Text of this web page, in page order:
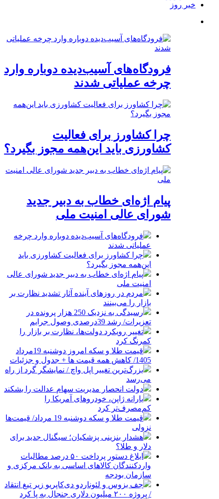
خبر روز
فرودگاه‌های آسیب‌دیده دوباره وارد
چرخه عملیاتی شدند
چرا کشاورز برای فعالیت
کشاورزی باید این‌همه مجوز بگیرد؟
پیام اژه‌ای خطاب به دبیر جدید
شورای عالی امنیت ملی
فرودگاه‌های آسیب‌دیده دوباره وارد چرخه
عملیاتی شدند
چرا کشاورز برای فعالیت کشاورزی باید
این‌همه مجوز بگیرد؟
پیام اژه‌ای خطاب به دبیر جدید شورای عالی
امنیت ملی
مردم در روزهای آینده آثار تشدید نظارت بر
بازار را می‌بینند
رسیدگی به نزدیک 250 هزار پرونده در
تعزیرات/ رشد 39درصدی وصول جرایم
تغییر رویکرد دولت‌ها، نظارت بر بازار را
کمرنگ کرد
قیمت طلا و سکه امروز دوشنبه 19مرداد
1405/ کاهش همه قیمت ها + جدول و جزئیات
بزرگ‌ترین تغییر اپل واچ / نمایشگر گرد از راه
می‌رسد
دولت انحصار مدیریت سهام عدالت را بشکند
یارانه ژاپن، خودروهای آمریکا را
کم‌مصرف‌تر کرد
قیمت طلا و سکه دوشنبه 19 مرداد/ قیمت‌ها
نزولی
هشدار بنزینی پزشکیان؛ سیگنال جدید برای
دلار و طلا؟
ابلاغ دستور پرداخت ۵۰ درصد مطالبات
واردکنندگان کالاهای اساسی به بانک مرکزی و
سازمان بودجه
جف بزوس و لئوناردو دی‌کاپریو زیر تیغ انتقاد
/ پروژه ۲۰۰ میلیون دلاری جنجال به پا کرد